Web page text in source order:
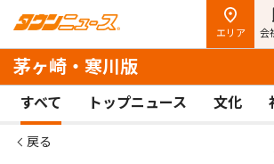
エリア 会
茅ヶ崎・寒川版
すべて トップニュース 文化
戻る